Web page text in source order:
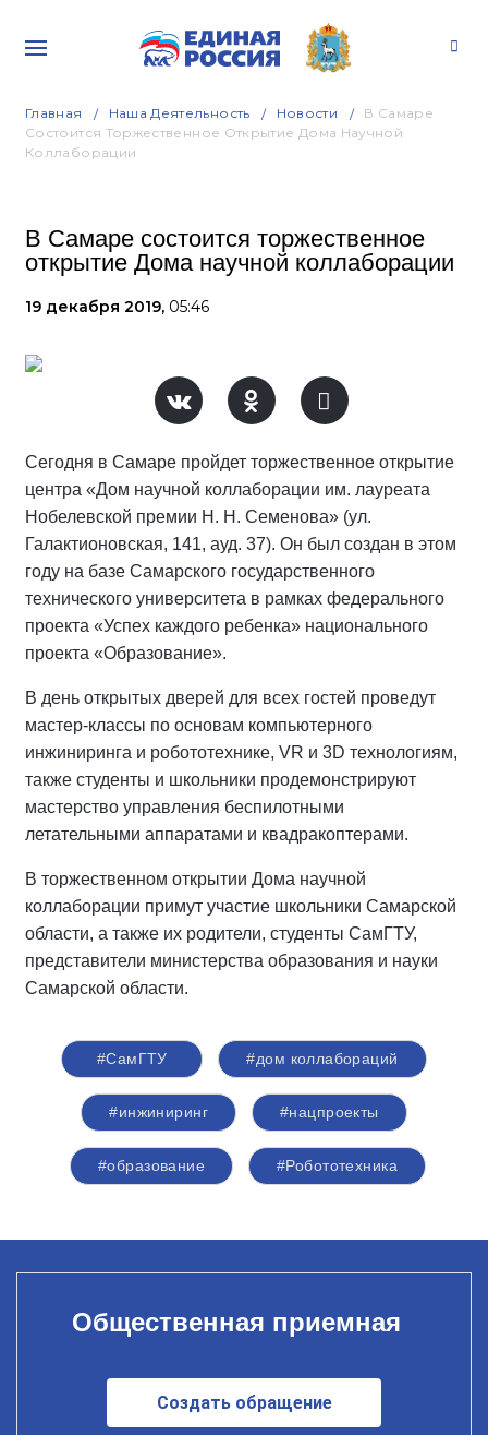
Главная Наша Деятельность Новости
В Самаре
Состоится Торжественное Открытие Дома Научной
Коллаборации
В Самаре состоится торжественное
открытие Дома научной коллаборации
19 декабря 2019, 05:46
Сегодня в Самаре пройдет торжественное открытие
центра «Дом научной коллаборации им. лауреата
Нобелевской премии Н. Н. Семенова» (ул.
Галактионовская, 141, ауд. 37). Он был создан в этом
году на базе Самарского государственного
технического университета в рамках федерального
проекта «Успех каждого ребенка» национального
проекта «Образование».
В день открытых дверей для всех гостей проведут
мастер-классы по основам компьютерного
инжиниринга и робототехнике, VR и 3D технологиям,
также студенты и школьники продемонстрируют
мастерство управления беспилотными
летательными аппаратами и квадракоптерами.
В торжественном открытии Дома научной
коллаборации примут участие школьники Самарской
области, а также их родители, студенты СамГТУ,
представители министерства образования и науки
Самарской области.
#СамГТУ #дом коллабораций
#инжиниринг #нацпроекты
#образование #Робототехника
Общественная приемная
Создать обращение